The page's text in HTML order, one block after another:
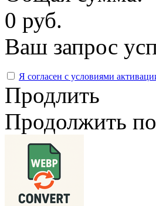
0 руб.
Ваш запрос
Я согласен с условиями
Продлить
Продолжить